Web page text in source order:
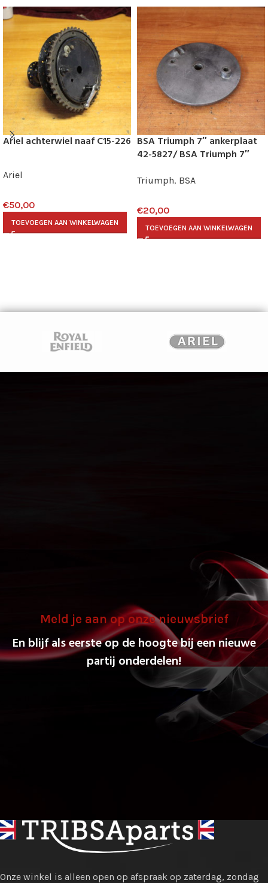
Ariel achterwiel naaf C15-226
Ariel
€50,00
TOEVOEGEN AAN WINKELWAGEN
BSA Triumph 7″ ankerplaat
42-5827/ BSA Triumph 7″
Triumph, BSA
€20,00
TOEVOEGEN AAN WINKELWAGEN
Meld je aan op onze nieuwsbrief
En blijf als eerste op de hoogte bij een nieuwe
partij onderdelen!
Onze winkel is alleen open op afspraak op zaterdag, zondag